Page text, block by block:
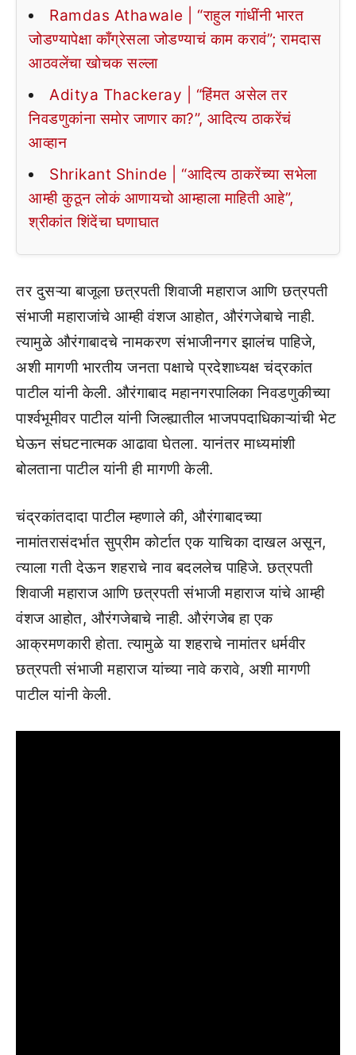
Ramdas Athawale | “राहुल गांधींनी भारत
जोडण्यापेक्षा काँग्रेसला जोडण्याचं काम करावं”; रामदास
आठवलेंचा खोचक सल्ला
Aditya Thackeray | “हिंमत असेल तर
निवडणुकांना समोर जाणार का?”, आदित्य ठाकरेंचं
आव्हान
Shrikant Shinde | “आदित्य ठाकरेंच्या सभेला
आम्ही कुठून लोकं आणायचो आम्हाला माहिती आहे”,
श्रीकांत शिंदेंचा घणाघात
तर दुसऱ्या बाजूला छत्रपती शिवाजी महाराज आणि छत्रपती
संभाजी महाराजांचे आम्ही वंशज आहोत, औरंगजेबाचे नाही.
त्यामुळे औरंगाबादचे नामकरण संभाजीनगर झालंच पाहिजे,
अशी मागणी भारतीय जनता पक्षाचे प्रदेशाध्यक्ष चंद्रकांत
पाटील यांनी केली. औरंगाबाद महानगरपालिका निवडणुकीच्या
पार्श्वभूमीवर पाटील यांनी जिल्ह्यातील भाजपपदाधिकाऱ्यांची भेट
घेऊन संघटनात्मक आढावा घेतला. यानंतर माध्यमांशी
बोलताना पाटील यांनी ही मागणी केली.
चंद्रकांतदादा पाटील म्हणाले की, औरंगाबादच्या
नामांतरासंदर्भात सुप्रीम कोर्टात एक याचिका दाखल असून,
त्याला गती देऊन शहराचे नाव बदललेच पाहिजे. छत्रपती
शिवाजी महाराज आणि छत्रपती संभाजी महाराज यांचे आम्ही
वंशज आहोत, औरंगजेबाचे नाही. औरंगजेब हा एक
आक्रमणकारी होता. त्यामुळे या शहराचे नामांतर धर्मवीर
छत्रपती संभाजी महाराज यांच्या नावे करावे, अशी मागणी
पाटील यांनी केली.